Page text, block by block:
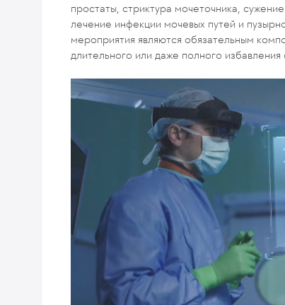
простаты, стриктура мочеточника,
лечение инфекции мочевых путей и
мероприятия являются обязательным
длительного или даже полного избавления